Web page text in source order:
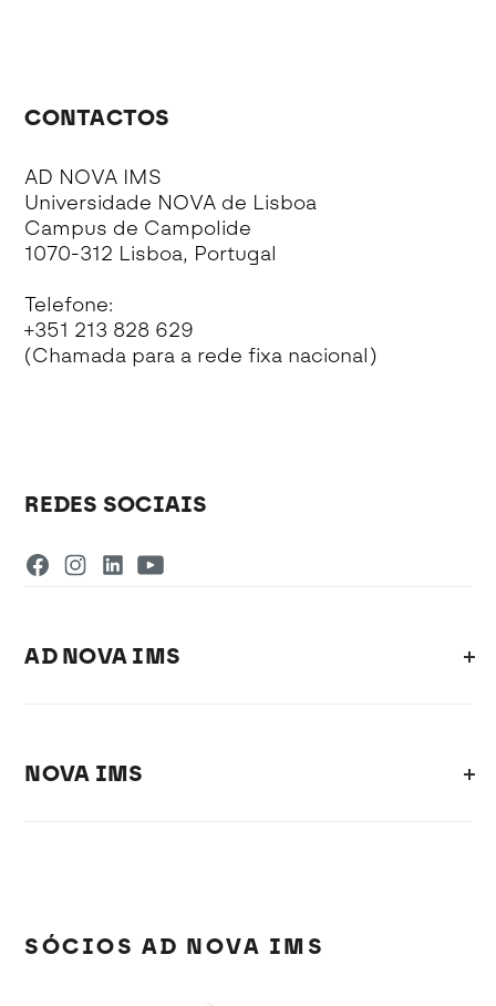
CONTACTOS
AD NOVA IMS
Universidade NOVA de Lisboa
Campus de Campolide
1070-312 Lisboa, Portugal
Telefone:
+351 213 828 629
(Chamada para a rede fixa nacional)
REDES SOCIAIS
AD NOVA IMS
NOVA IMS
SÓCIOS AD NOVA IMS